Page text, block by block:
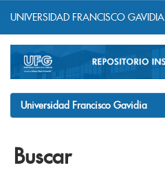
navigation
UNIVERSIDAD FRANCISCO GAVIDIA
Universidad Francisco Gavidia
Buscar